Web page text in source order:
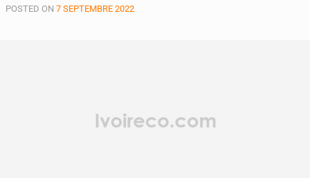
POSTED ON 7 SEPTEMBRE 2022